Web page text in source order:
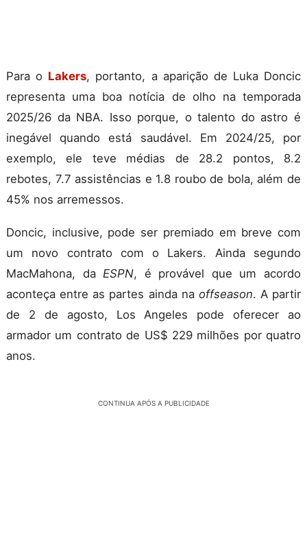
Para o Lakers, portanto, a aparição de Luka Doncic
representa uma boa notícia de olho na temporada
2025/26 da NBA. Isso porque, o talento do astro é
inegável quando está saudável. Em 2024/25, por
exemplo, ele teve médias de 28.2 pontos, 8.2
rebotes, 7.7 assistências e 1.8 roubo de bola, além de
45% nos arremessos.
Doncic, inclusive, pode ser premiado em breve com
um novo contrato com o Lakers. Ainda segundo
MacMahona, da ESPN, é provável que um acordo
aconteça entre as partes ainda na offseason. A partir
de 2 de agosto, Los Angeles pode oferecer ao
armador um contrato de US$ 229 milhões por quatro
anos.
CONTINUA APÓS A PUBLICIDADE